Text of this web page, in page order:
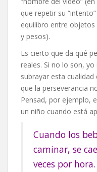
que repetir su
equilibro entre
y pesos).
Es cierto que da qué
reales. Si no lo son,
subrayar esta cualidad
que la perseverancia
Pensad, por ejemplo,
un niño cuando está
Cuando los
caminar, se
veces por